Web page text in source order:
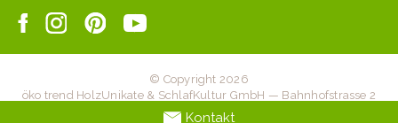
© Copyright 2026
öko trend HolzUnikate & SchlafKultur GmbH — Bahnhofstrasse 2
— 6203 Sempach Station — +41 41 467 20 70 —
Kontakt